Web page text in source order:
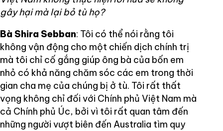
gây hại mà lại bỏ tù họ?
Bà Shira Sebban: Tôi có thể nói rằng tôi
không vận động cho một chiến dịch chính trị
mà tôi chỉ cố gắng giúp ông bà của bốn em
nhỏ có khả năng chăm sóc các em trong thời
gian cha mẹ của chúng bị ở tù. Tôi rất thất
vọng không chỉ đối với Chính phủ Việt Nam mà
cả Chính phủ Úc, bởi vì tôi rất quan tâm đến
những người vượt biên đến Australia tìm quy